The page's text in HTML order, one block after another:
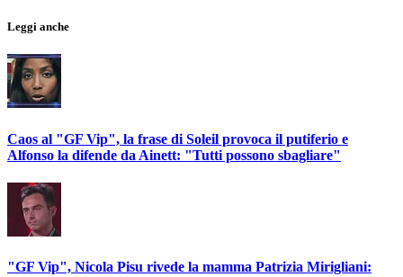
Leggi anche
Caos al "GF Vip", la frase di Soleil provoca il putiferio e
Alfonso la difende da Ainett: "Tutti possono sbagliare"
"GF Vip", Nicola Pisu rivede la mamma Patrizia Mirigliani: